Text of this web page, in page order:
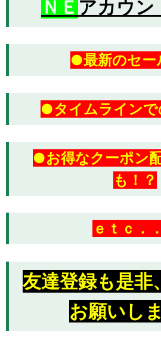
ＮＥ アカウン
●最新のセー
●タイムラインで
●お得なクーポン
も！？
ｅｔｃ．
友達登録も是非
お願いし